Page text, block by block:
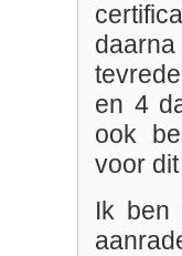
en 4
ook
voor
Ik ben